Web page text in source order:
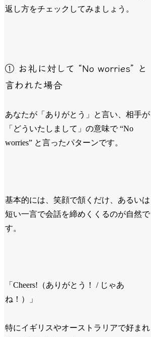
返し方をチェックしてみましょう。
① お礼に対して “No worries” と
言われた場合
あなたが「ありがとう」と言い、相手が
「どういたしまして」の意味で “No
worries” と言ったパターンです。
基本的には、笑顔で頷くだけ、あるいは
短い一言で会話を締めくくるのが自然で
す。
「Cheers!（ありがとう！ / じゃあ
ね！）」
特にイギリスやオーストラリアで好まれ